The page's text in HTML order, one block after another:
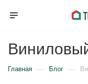
Главная — Блог —